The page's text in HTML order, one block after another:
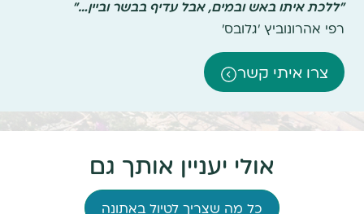
"ללכת איתו באש ובמים, אבל עדיף בבשר וביין…"
רפי אהרונוביץ 'גלובס'
צרו איתי קשר
אולי יעניין אותך גם
כל מה שצריך לטיול באתונה